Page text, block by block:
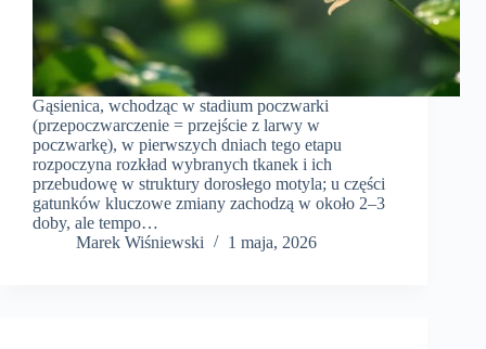
Gąsienica, wchodząc w stadium poczwarki
(przepoczwarczenie = przejście z larwy w
poczwarkę), w pierwszych dniach tego etapu
rozpoczyna rozkład wybranych tkanek i ich
przebudowę w struktury dorosłego motyla; u części
gatunków kluczowe zmiany zachodzą w około 2–3
doby, ale tempo…
Marek Wiśniewski
1 maja, 2026